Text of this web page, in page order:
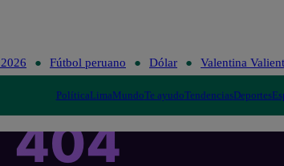
Fútbol peruano Dólar Valentina
PolíticaLimaMundoTe ayudoTendenciasDeportes